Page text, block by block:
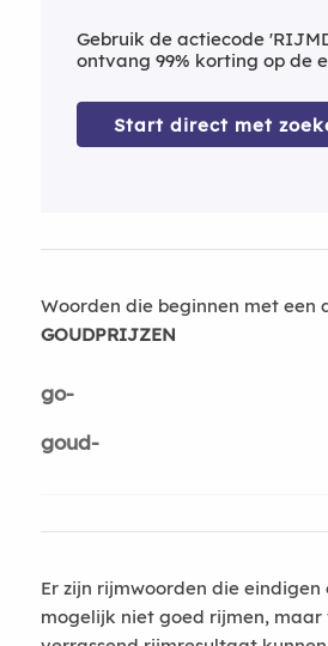
Gebruik de actiecode
ontvang 99% korting op de
Start direct met
Woorden die beginnen met een
GOUDPRIJZEN
go-
goud-
Er zijn rijmwoorden die eindigen
mogelijk niet goed rijmen, maar